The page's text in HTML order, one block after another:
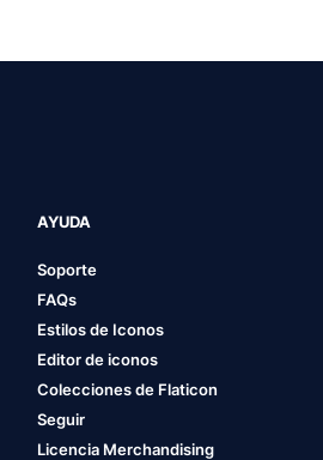
AYUDA
Soporte
FAQs
Estilos de Iconos
Editor de iconos
Colecciones de Flaticon
Seguir
Licencia Merchandising